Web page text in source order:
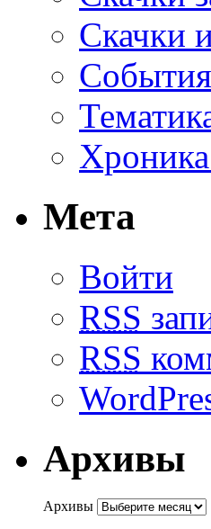
Скачки
События
Хроника
Мета
Войти
RSS
RSS
Архивы
Архивы